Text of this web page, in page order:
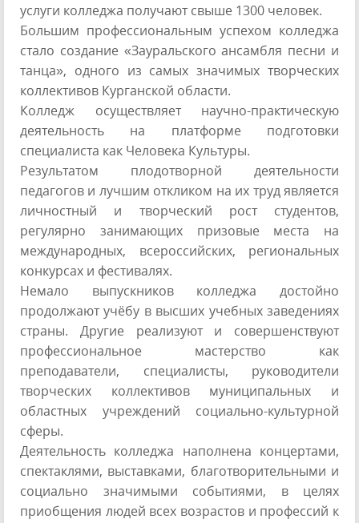
услуги колледжа получают свыше 1300 человек.
Большим профессиональным успехом колледжа
стало создание «Зауральского ансамбля песни и
танца», одного из самых значимых творческих
коллективов Курганской области.
Колледж осуществляет научно-практическую
деятельность на платформе подготовки
специалиста как Человека Культуры.
Результатом плодотворной деятельности
педагогов и лучшим откликом на их труд является
личностный и творческий рост студентов,
регулярно занимающих призовые места на
международных, всероссийских, региональных
конкурсах и фестивалях.
Немало выпускников колледжа достойно
продолжают учёбу в высших учебных заведениях
страны. Другие реализуют и совершенствуют
профессиональное мастерство как
преподаватели, специалисты, руководители
творческих коллективов муниципальных и
областных учреждений социально-культурной
сферы.
Деятельность колледжа наполнена концертами,
спектаклями, выставками, благотворительными и
социально значимыми событиями, в целях
приобщения людей всех возрастов и профессий к